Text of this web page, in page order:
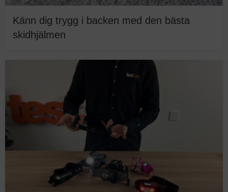
Känn dig trygg i backen med den bästa
skidhjälmen